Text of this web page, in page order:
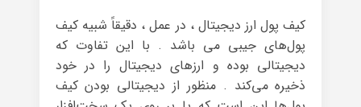
کیف پول ارز دیجیتال ، در عمل ، دقیقاً شبیه کیف
پول‌های جیبی می باشد . با این تفاوت که
دیجیتالی بوده و ارزهای دیجیتال را در خود
ذخیره می‌کند . منظور از دیجیتالی بودن کیف